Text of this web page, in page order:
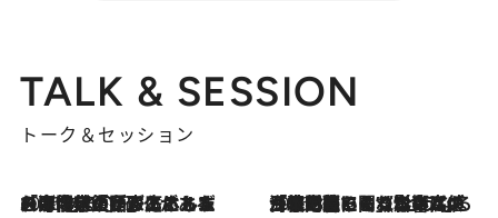
TALK & SESSION
トーク＆セッション
2026.8.3
「今後値上げがあるとすれば…」「リスクがあるのは今年の冬」エネルギー専門家が語る、ホルムズ海峡封鎖が家庭にもたらす“ある心配” 2026.8.3
「住宅建てられない…」「サーチャージ料の高値が続いている」ホルムズ海峡封鎖による影響はいつまで続く？《エネルギー専門家に聞く“どうなる日本の暮らし”》